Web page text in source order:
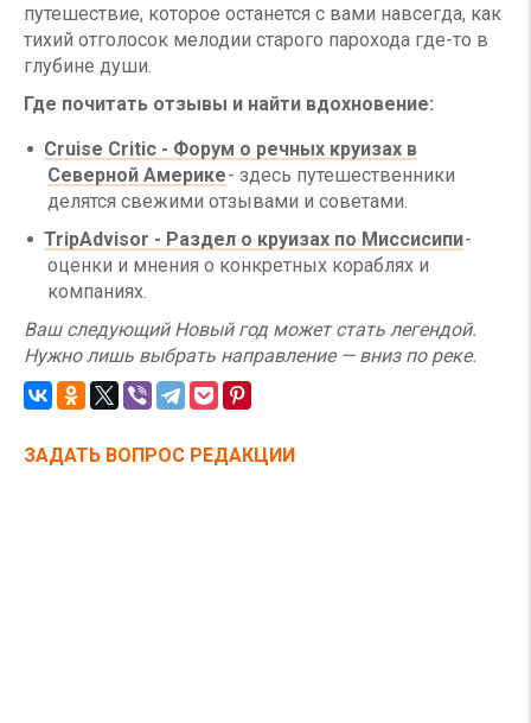
путешествие, которое останется с вами навсегда, как
тихий отголосок мелодии старого парохода где-то в
глубине души.
Где почитать отзывы и найти вдохновение:
Cruise Critic - Форум о речных круизах в
Северной Америке- здесь путешественники
делятся свежими отзывами и советами.
TripAdvisor - Раздел о круизах по Миссисипи-
оценки и мнения о конкретных кораблях и
компаниях.
Ваш следующий Новый год может стать легендой.
Нужно лишь выбрать направление — вниз по реке.
ЗАДАТЬ ВОПРОС РЕДАКЦИИ